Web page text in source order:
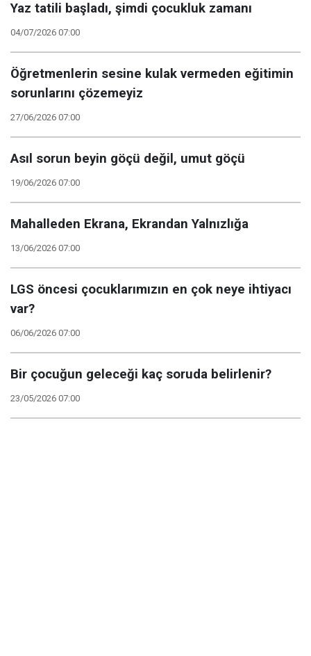
Yaz tatili başladı, şimdi çocukluk zamanı
04/07/2026 07:00
Öğretmenlerin sesine kulak vermeden eğitimin
sorunlarını çözemeyiz
27/06/2026 07:00
Asıl sorun beyin göçü değil, umut göçü
19/06/2026 07:00
Mahalleden Ekrana, Ekrandan Yalnızlığa
13/06/2026 07:00
LGS öncesi çocuklarımızın en çok neye ihtiyacı
var?
06/06/2026 07:00
Bir çocuğun geleceği kaç soruda belirlenir?
23/05/2026 07:00